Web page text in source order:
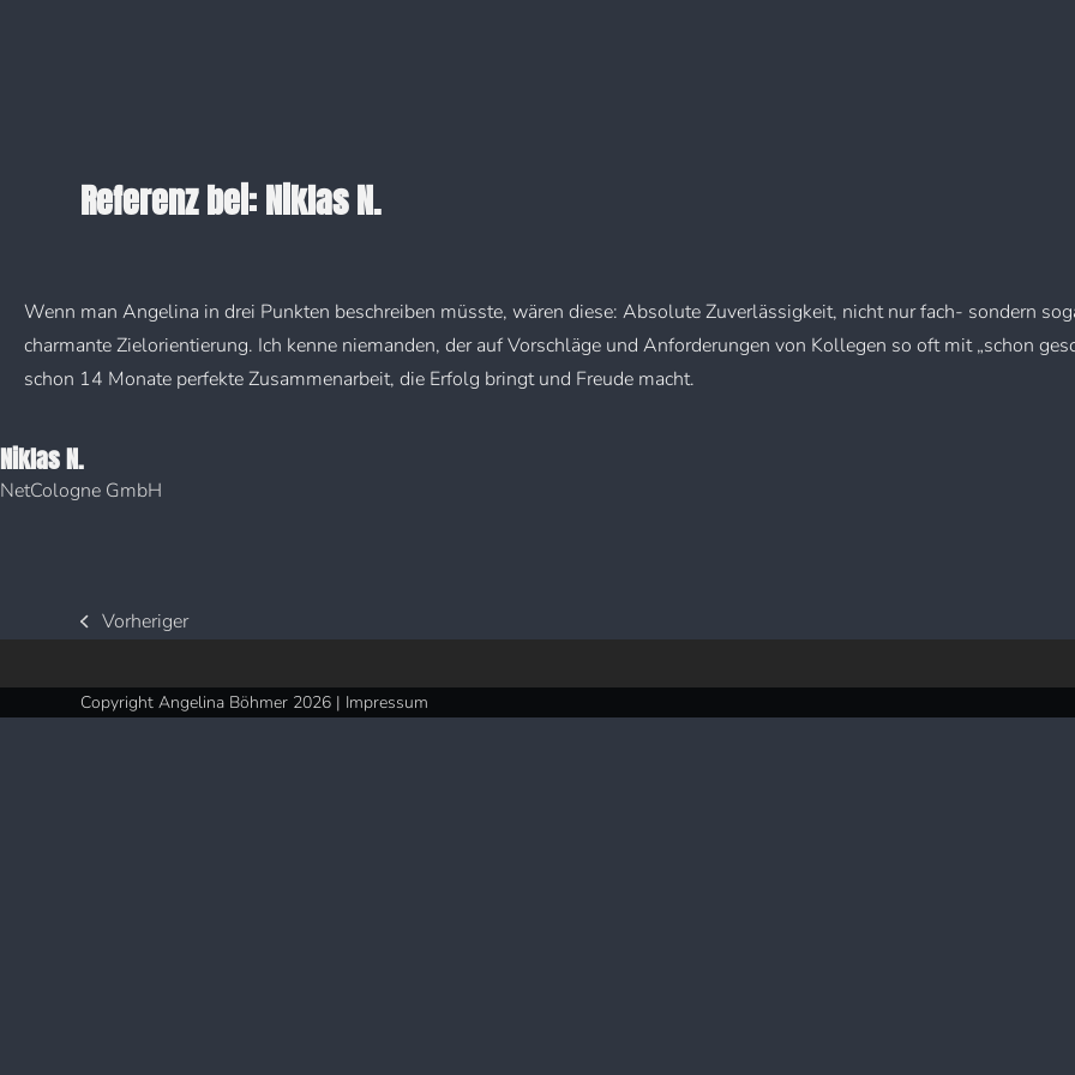
Referenz bei: Niklas N.
Wenn man Angelina in drei Punkten beschreiben müsste, wären diese: Absolute Zuverlässigkeit, nicht nur fach- sondern
charmante Zielorientierung. Ich kenne niemanden, der auf Vorschläge und Anforderungen von Kollegen so oft mit „schon
schon 14 Monate perfekte Zusammenarbeit, die Erfolg bringt und Freude macht.
Niklas N.
NetCologne GmbH
vorheriger
Vorheriger
Copyright Angelina Böhmer 2026 | Impressum